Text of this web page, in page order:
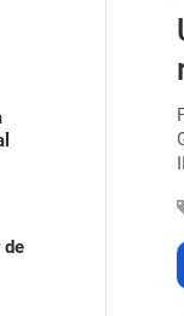
de
que ainda
o
milhões de
mesmo após 135